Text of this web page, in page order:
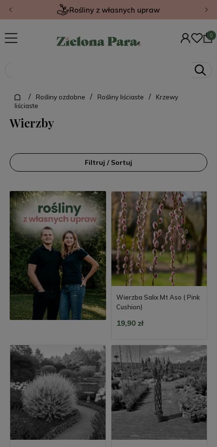
Rośliny z własnych upraw
/ Rośliny ozdobne / Rośliny liściaste /
Krzewy
liściaste
Wierzby
Filtruj / Sortuj
Wierzba Salix Mt Aso ( Pink
Cushion)
19,90 zł